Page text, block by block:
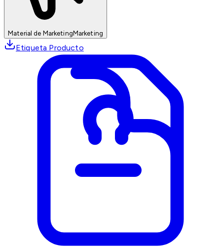
Material de MarketingMarketing
Etiqueta Producto